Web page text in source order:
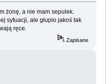
żonę, a nie mam sepulek.
sytuacji, ale głupio jakoś tak
ręce.
Zapisane